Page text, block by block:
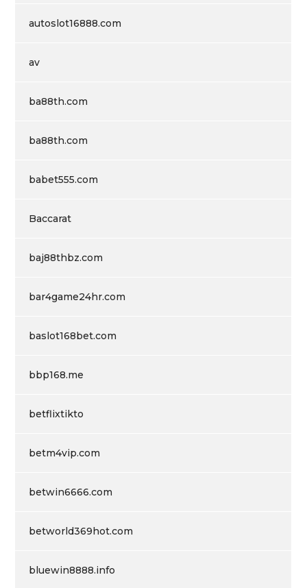
autoslot16888.com
av
ba88th.com
ba88th.com
babet555.com
Baccarat
baj88thbz.com
bar4game24hr.com
baslot168bet.com
bbp168.me
betflixtikto
betm4vip.com
betwin6666.com
betworld369hot.com
bluewin8888.info